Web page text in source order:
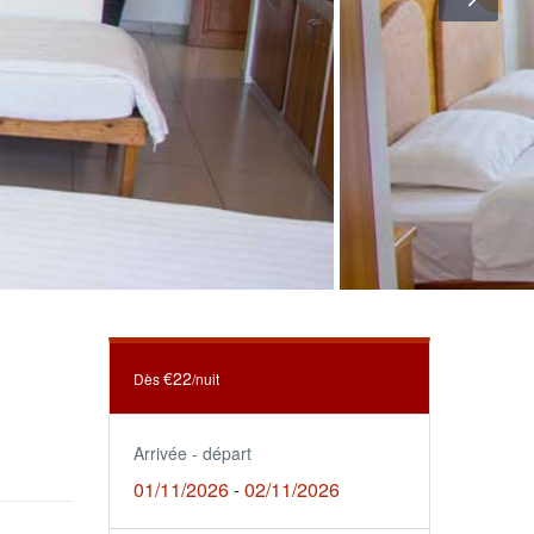
Dès€22/nuit
Arrivée - départ
01/11/2026-02/11/2026